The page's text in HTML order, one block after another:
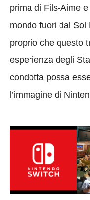
prima di Fils-Aime
mondo fuori dal Sol
proprio che questo
esperienza degli
condotta possa
l’immagine di